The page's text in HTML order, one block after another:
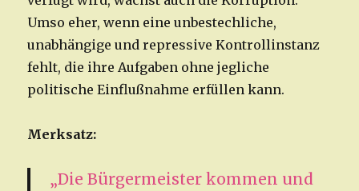
Umso eher, wenn eine unbestechliche,
unabhängige und repressive Kontrollinstanz
fehlt, die ihre Aufgaben ohne jegliche
politische Einflußnahme erfüllen kann.
Merksatz:
„Die Bürgermeister kommen und